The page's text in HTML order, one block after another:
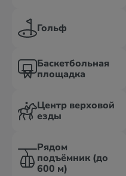
Гольф
Баскетбольная
площадка
Центр верховой
езды
Рядом
подъёмник (до
600 м)